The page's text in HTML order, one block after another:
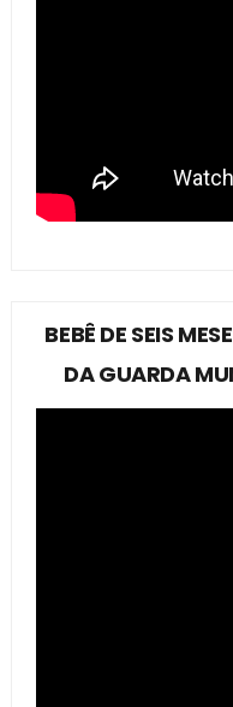
BEBÊ DE SEIS
DA GUARDA